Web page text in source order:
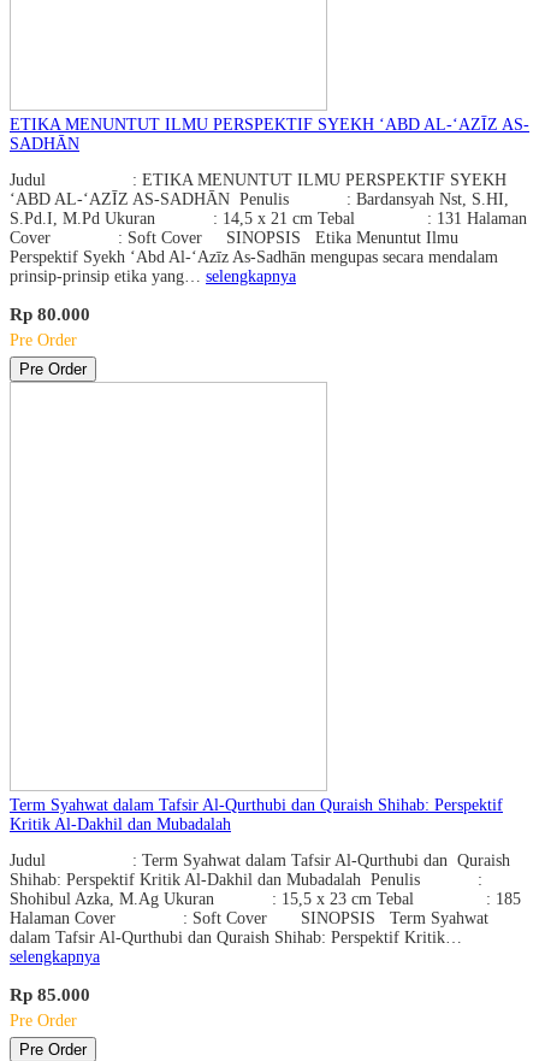
ETIKA MENUNTUT ILMU PERSPEKTIF SYEKH ‘ABD AL-‘AZĪZ AS-
SADHĀN
Judul : ETIKA MENUNTUT ILMU PERSPEKTIF SYEKH
‘ABD AL-‘AZĪZ AS-SADHĀN Penulis : Bardansyah Nst, S.HI,
S.Pd.I, M.Pd Ukuran : 14,5 x 21 cm Tebal : 131 Halaman
Cover : Soft Cover SINOPSIS Etika Menuntut Ilmu
Perspektif Syekh ‘Abd Al-‘Azīz As-Sadhān mengupas secara mendalam
prinsip-prinsip etika yang… selengkapnya
Rp 80.000
Pre Order
Pre Order
Term Syahwat dalam Tafsir Al-Qurthubi dan Quraish Shihab: Perspektif
Kritik Al-Dakhil dan Mubadalah
Judul : Term Syahwat dalam Tafsir Al-Qurthubi dan Quraish
Shihab: Perspektif Kritik Al-Dakhil dan Mubadalah Penulis :
Shohibul Azka, M.Ag Ukuran : 15,5 x 23 cm Tebal : 185
Halaman Cover : Soft Cover SINOPSIS Term Syahwat
dalam Tafsir Al-Qurthubi dan Quraish Shihab: Perspektif Kritik…
selengkapnya
Rp 85.000
Pre Order
Pre Order